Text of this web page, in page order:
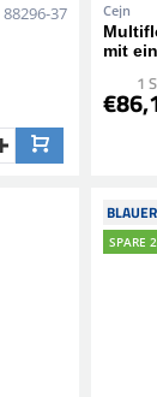
88296-37 Cejn
mit
1
SPARE